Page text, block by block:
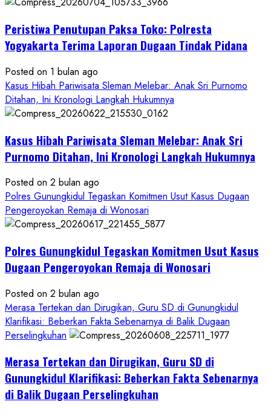
Anak
di
Aliansi
Janji
Kawal
Proses
Sampai
Tuntas
Peristiwa Penutupan Paksa Toko: Polresta
Yogyakarta Terima Laporan Dugaan Tindak Pidana
Posted on 1 bulan ago
Kasus Hibah Pariwisata Sleman Melebar: Anak Sri Purnomo
Ditahan, Ini Kronologi Langkah Hukumnya
Kasus Hibah Pariwisata Sleman Melebar: Anak Sri
Purnomo Ditahan, Ini Kronologi Langkah Hukumnya
Posted on 2 bulan ago
Polres Gunungkidul Tegaskan Komitmen Usut Kasus Dugaan
Pengeroyokan Remaja di Wonosari
Polres Gunungkidul Tegaskan Komitmen Usut Kasus
Dugaan Pengeroyokan Remaja di Wonosari
Posted on 2 bulan ago
Merasa Tertekan dan Dirugikan, Guru SD di Gunungkidul
Klarifikasi: Beberkan Fakta Sebenarnya di Balik Dugaan
Perselingkuhan
Merasa Tertekan dan Dirugikan, Guru SD di
Gunungkidul Klarifikasi: Beberkan Fakta Sebenarnya
di Balik Dugaan Perselingkuhan